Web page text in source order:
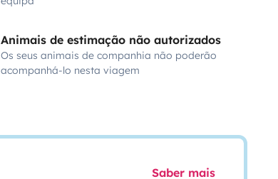
Animais de estimação não autorizados
Os seus animais de companhia não poderão
acompanhá-lo nesta viagem
Saber mais